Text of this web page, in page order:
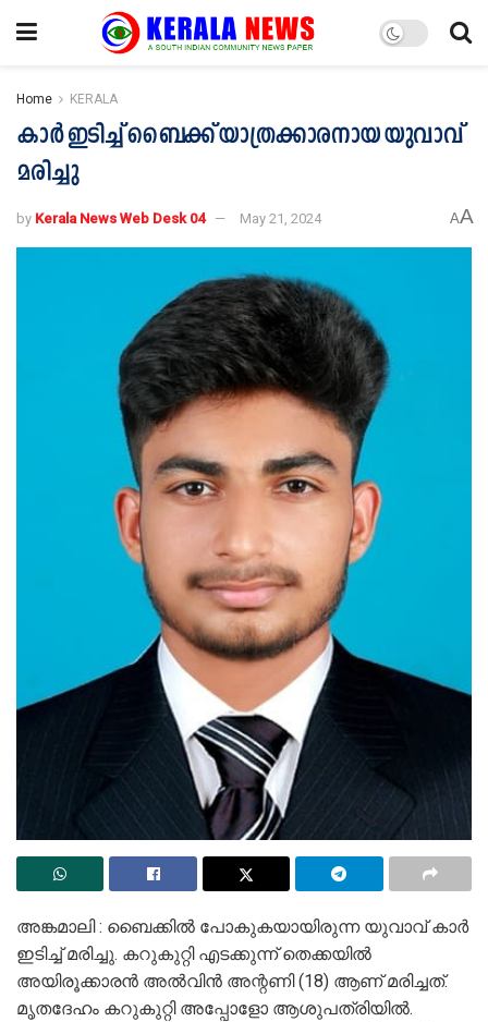
Home KERALA
കാർ ഇടിച്ച് ബൈക്ക് യാത്രക്കാരനായ യുവാവ്
മരിച്ചു
by Kerala News Web Desk 04 May 21, 2024 AA
അങ്കമാലി : ബൈക്കിൽ പോകുകയായിരുന്ന യുവാവ് കാർ
ഇടിച്ച് മരിച്ചു. കറുകുറ്റി എടക്കുന്ന് തെക്കയിൽ
അയിരൂക്കാരൻ അൽവിൻ അന്റണി (18) ആണ് മരിച്ചത്.
മൃതദേഹം കറുകുറ്റി അപ്പോളോ ആശുപത്രിയിൽ.